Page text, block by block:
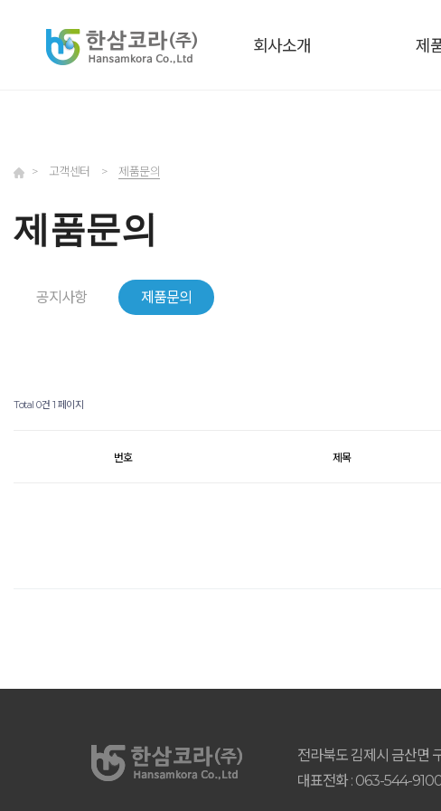
회사소개 제
> 고객센터 > 제품문의
제품문의
공지사항 제품문의
Total 0건 1 페이지
번호 제목
전라북도 김제시 금산면
대표전화 : 063-544-